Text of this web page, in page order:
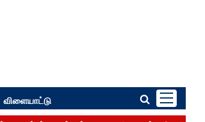
விளையாட்டு